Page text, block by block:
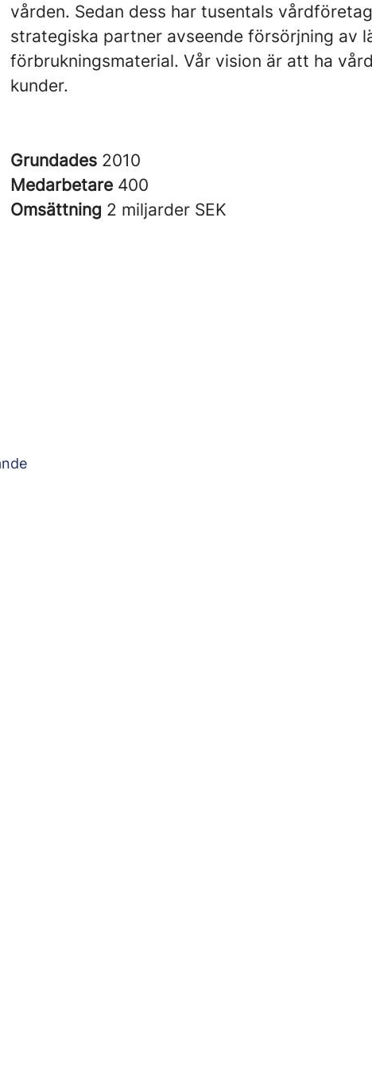
vården. Sedan dess har tusentals
strategiska partner avseende försörjning av
förbrukningsmaterial. Vår vision är att ha
kunder.
Grundades 2010
Medarbetare 400
Omsättning 2 miljarder SEK